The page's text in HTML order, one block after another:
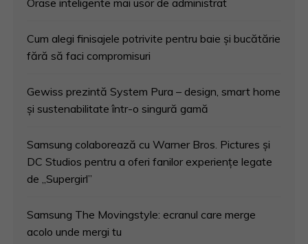
Orase inteligente mai usor de administrat
Cum alegi finisajele potrivite pentru baie și bucătărie
fără să faci compromisuri
Gewiss prezintă System Pura – design, smart home
și sustenabilitate într-o singură gamă
Samsung colaborează cu Warner Bros. Pictures și
DC Studios pentru a oferi fanilor experiențe legate
de „Supergirl”
Samsung The Movingstyle: ecranul care merge
acolo unde mergi tu